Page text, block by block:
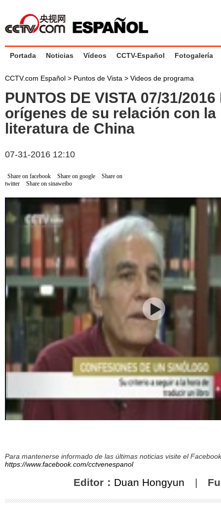
Portada Noticias Vídeos CCTV-Español Fotogalería
CCTV.com Español > Puntos de Vista > Videos de programa
PUNTOS DE VISTA 07/31/
orígenes de su relación con la
literatura de China
07-31-2016 12:10
Share on facebook Share on google
Share on
twitter
Share on sinaweibo
Para mantenerse informado de las últimas noticias visite el
https://www.facebook.com/cctvenespanol
Editor： Duan Hongyun |